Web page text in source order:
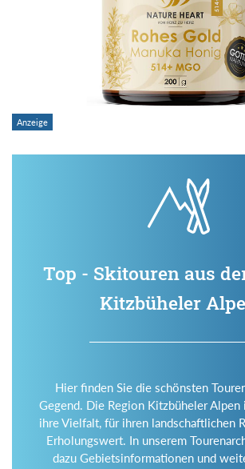
Top - Skitouren aus
Kitzbüheler
Hier finden Sie die schönsten
Gegend. Die Region Kitzbüheler
ihre Vielfalt, für ihren landschaftlichen
Erholungswert. In unserem
dazu Gebietsinformationen und